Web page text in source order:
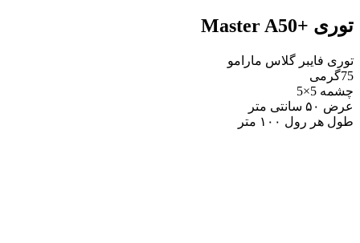
توری +Master A50
توری فایبر گلاس مارامو
75گرمی
چشمه 5×5
عرض ۵۰ سانتی متر
طول هر رول ۱۰۰ متر